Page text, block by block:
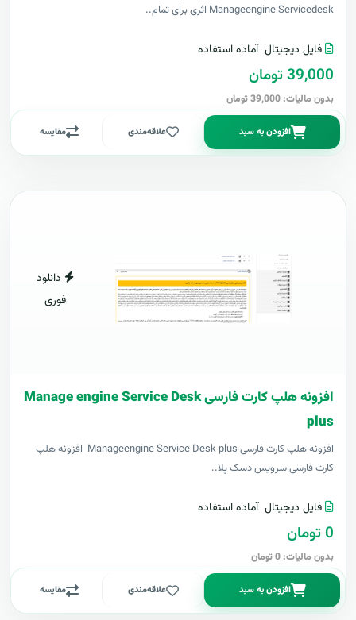
Manageengine Servicedesk اثری برای تمام..
فایل دیجیتال آماده استفاده
39,000 تومان
بدون مالیات: 39,000 تومان
افزودن به سبد علاقه‌مندی مقایسه
دانلود
فوری
افزونه هلپ کارت فارسی Manage engine Service Desk
plus
افزونه هلپ کارت فارسی Manageengine Service Desk plus افزونه هلپ
کارت فارسی سرویس دسک پلا..
فایل دیجیتال آماده استفاده
0 تومان
بدون مالیات: 0 تومان
افزودن به سبد علاقه‌مندی مقایسه